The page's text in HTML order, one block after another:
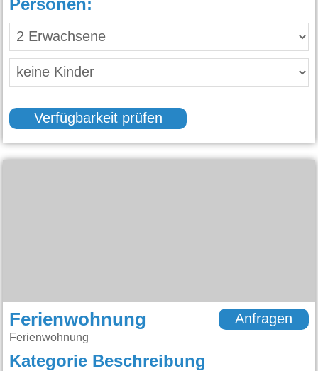
Personen:
Verfügbarkeit prüfen
Ferienwohnung
Ferienwohnung
Anfragen
Kategorie Beschreibung